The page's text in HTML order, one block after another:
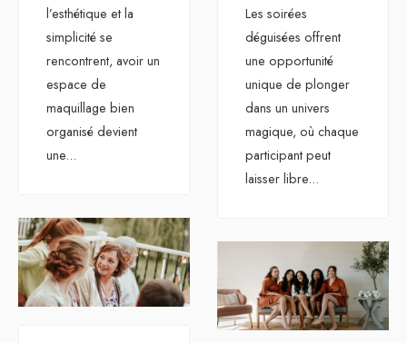
l’esthétique et la
simplicité se
rencontrent, avoir un
espace de
maquillage bien
organisé devient
une...
Les soirées
déguisées offrent
une opportunité
unique de plonger
dans un univers
magique, où chaque
participant peut
laisser libre...